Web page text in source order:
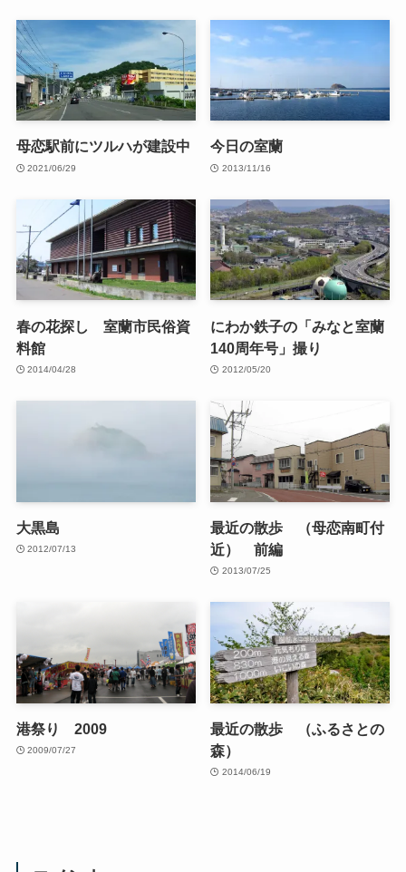
母恋駅前にツルハが建設中
2021/06/29
今日の室蘭
2013/11/16
春の花探し 室蘭市民俗資
料館
2014/04/28
にわか鉄子の「みなと室蘭
140周年号」撮り
2012/05/20
大黒島
2012/07/13
最近の散歩 （母恋南町付
近） 前編
2013/07/25
港祭り 2009
2009/07/27
最近の散歩 （ふるさとの
森）
2014/06/19